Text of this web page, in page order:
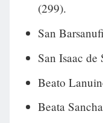
(299).
San
San Isaac
Beato
Beata